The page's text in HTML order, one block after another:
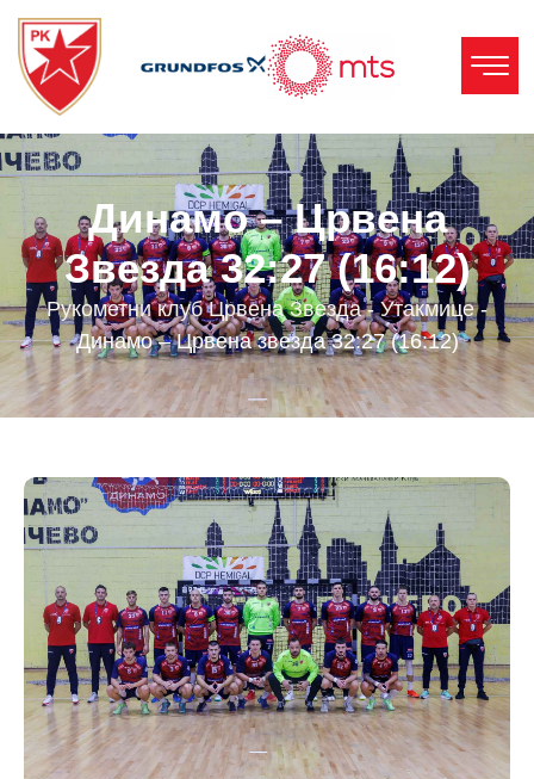
Динамо – Црвена
Звезда 32:27 (16:12)
Рукометни клуб Црвена Звезда-Утакмице-
Динамо – Црвена звезда 32:27 (16:12)